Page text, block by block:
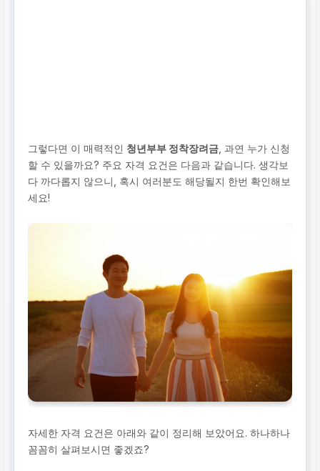
그렇다면 이 매력적인 청년부부 정착장려금 , 과연 누가 신청
할 수 있을까요? 주요 자격 요건은 다음과 같습니다. 생각보
다 까다롭지 않으니, 혹시 여러분도 해당될지 한번 확인해보
세요!
자세한 자격 요건은 아래와 같이 정리해 보았어요. 하나하나
꼼꼼히 살펴보시면 좋겠죠?